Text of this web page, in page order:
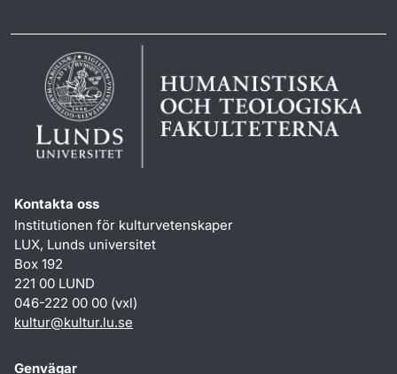
Kontakta oss
Institutionen för kulturvetenskaper
LUX, Lunds universitet
Box 192
221 00 LUND
046-222 00 00 (vxl)
kultur@kultur.lu.se
Genvägar